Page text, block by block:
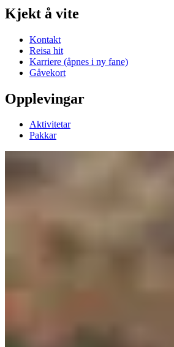
Kjekt å vite
Kontakt
Reisa hit
Karriere (åpnes i ny fane)
Gåvekort
Opplevingar
Aktivitetar
Pakkar